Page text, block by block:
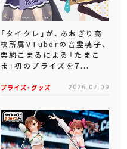
「タイクレ」が、あおぎり高
校所属VTuberの音霊魂子、
栗駒こまるによる「たまこ
ま」初のプライズを7...
プライズ・グッズ 2026.07.09